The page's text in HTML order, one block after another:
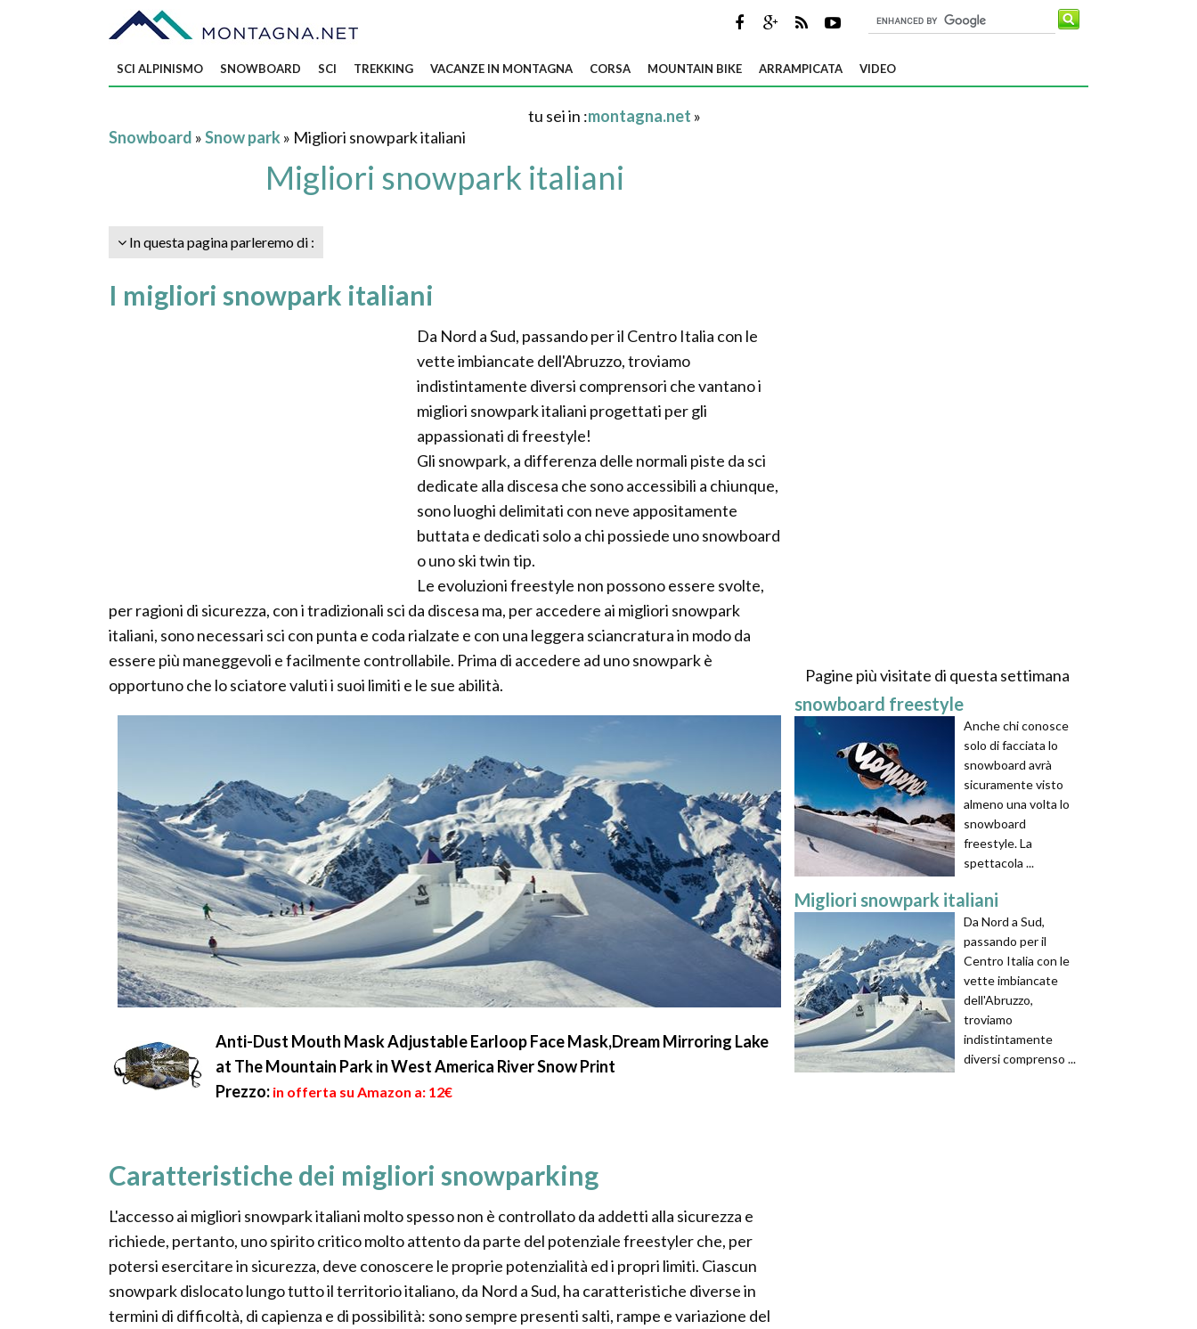
SCI ALPINISMO SNOWBOARD SCI TREKKING VACANZE IN MONTAGNA CORSA MOUNTAIN BIKE ARRAMPICATA VIDEO
tu sei in :montagna.net »
Snowboard »Snow park » Migliori snowpark italiani
Migliori snowpark italiani
In questa pagina parleremo di :
I migliori snowpark italiani
Da Nord a Sud, passando per il Centro Italia con le
vette imbiancate dell'Abruzzo, troviamo
indistintamente diversi comprensori che vantano i
migliori snowpark italiani progettati per gli
appassionati di freestyle!
Gli snowpark, a differenza delle normali piste da sci
dedicate alla discesa che sono accessibili a chiunque,
sono luoghi delimitati con neve appositamente
buttata e dedicati solo a chi possiede uno snowboard
o uno ski twin tip.
Le evoluzioni freestyle non possono essere svolte,
per ragioni di sicurezza, con i tradizionali sci da discesa ma, per accedere ai migliori snowpark
italiani, sono necessari sci con punta e coda rialzate e con una leggera sciancratura in modo da
essere più maneggevoli e facilmente controllabile. Prima di accedere ad uno snowpark è
opportuno che lo sciatore valuti i suoi limiti e le sue abilità.
Anti-Dust Mouth Mask Adjustable Earloop Face Mask,Dream Mirroring Lake
at The Mountain Park in West America River Snow Print
Prezzo: in offerta su Amazon a: 12€
Caratteristiche dei migliori snowparking
L'accesso ai migliori snowpark italiani molto spesso non è controllato da addetti alla sicurezza e
richiede, pertanto, uno spirito critico molto attento da parte del potenziale freestyler che, per
potersi esercitare in sicurezza, deve conoscere le proprie potenzialità ed i propri limiti. Ciascun
snowpark dislocato lungo tutto il territorio italiano, da Nord a Sud, ha caratteristiche diverse in
termini di difficoltà, di capienza e di possibilità: sono sempre presenti salti, rampe e variazione del
Pagine più visitate di questa settimana
snowboard freestyle
Anche chi conosce
solo di facciata lo
snowboard avrà
sicuramente visto
almeno una volta lo
snowboard
freestyle. La
spettacola ...
Migliori snowpark italiani
Da Nord a Sud,
passando per il
Centro Italia con le
vette imbiancate
dell'Abruzzo,
troviamo
indistintamente
diversi comprenso ...